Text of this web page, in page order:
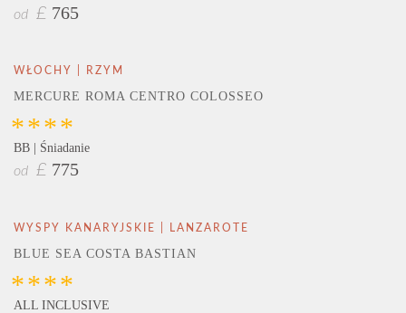
od £ 765
WŁOCHY | RZYM
MERCURE ROMA CENTRO COLOSSEO
****
BB | Śniadanie
od £ 775
WYSPY KANARYJSKIE | LANZAROTE
BLUE SEA COSTA BASTIAN
****
ALL INCLUSIVE